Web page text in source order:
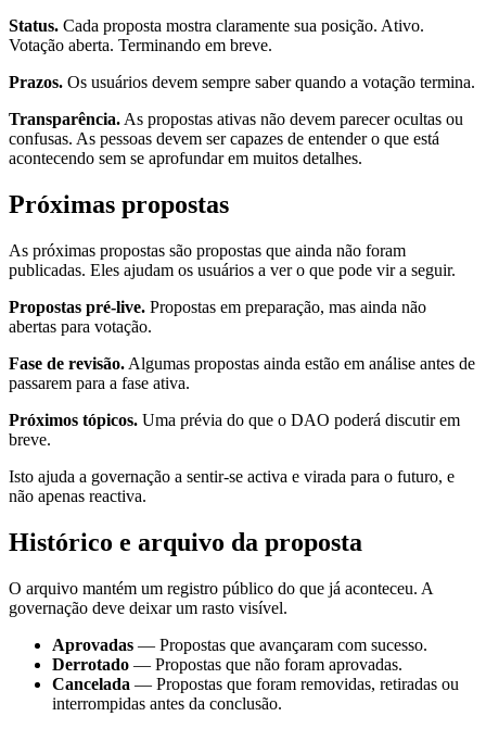
Status. Cada proposta mostra claramente sua posição. Ativo.
Votação aberta. Terminando em breve.
Prazos. Os usuários devem sempre saber quando a votação termina.
Transparência. As propostas ativas não devem parecer ocultas ou
confusas. As pessoas devem ser capazes de entender o que está
acontecendo sem se aprofundar em muitos detalhes.
Próximas propostas
As próximas propostas são propostas que ainda não foram
publicadas. Eles ajudam os usuários a ver o que pode vir a seguir.
Propostas pré-live. Propostas em preparação, mas ainda não
abertas para votação.
Fase de revisão. Algumas propostas ainda estão em análise antes de
passarem para a fase ativa.
Próximos tópicos. Uma prévia do que o DAO poderá discutir em
breve.
Isto ajuda a governação a sentir-se activa e virada para o futuro, e
não apenas reactiva.
Histórico e arquivo da proposta
O arquivo mantém um registro público do que já aconteceu. A
governação deve deixar um rasto visível.
Aprovadas — Propostas que avançaram com sucesso.
Derrotado — Propostas que não foram aprovadas.
Cancelada — Propostas que foram removidas, retiradas ou
interrompidas antes da conclusão.